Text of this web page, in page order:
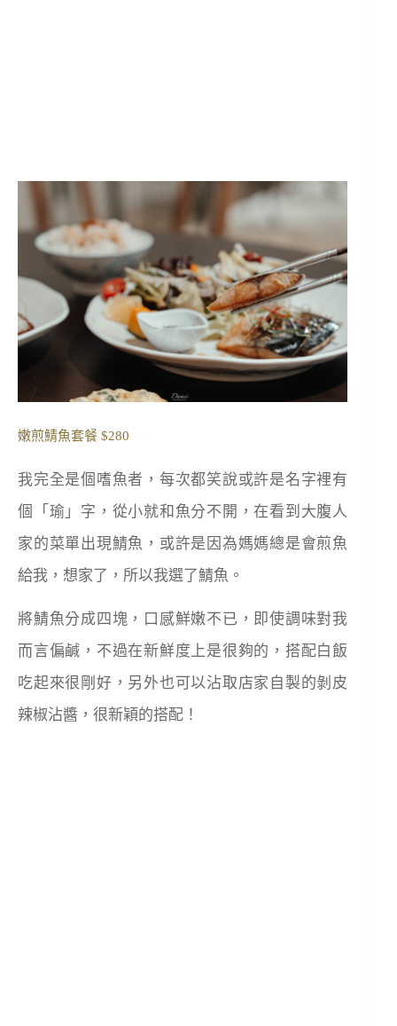
嫩煎鯖魚套餐 $280
我完全是個嗜魚者，每次都笑說或許是名字裡有
個「瑜」字，從小就和魚分不開，在看到大腹人
家的菜單出現鯖魚，或許是因為媽媽總是會煎魚
給我，想家了，所以我選了鯖魚。
將鯖魚分成四塊，口感鮮嫩不已，即使調味對我
而言偏鹹，不過在新鮮度上是很夠的，搭配白飯
吃起來很剛好，另外也可以沾取店家自製的剝皮
辣椒沾醬，很新穎的搭配！